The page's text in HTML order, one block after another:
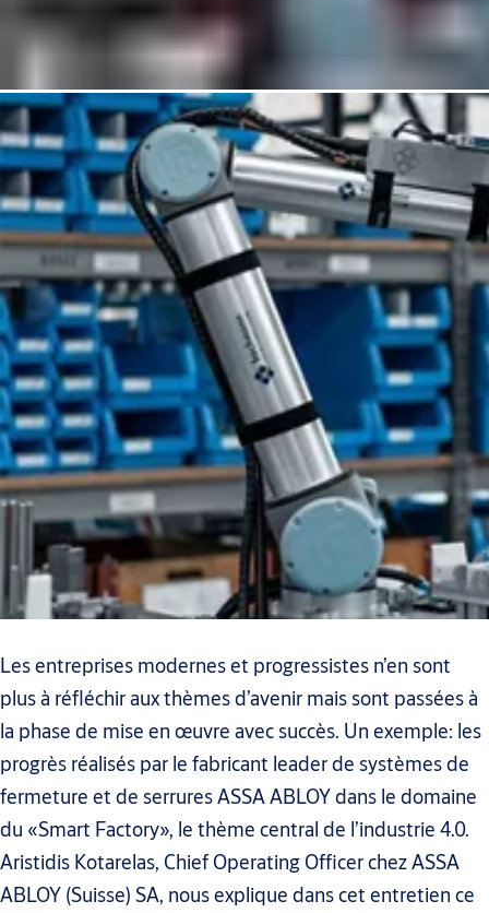
Les entreprises modernes et progressistes n’en sont
plus à réfléchir aux thèmes d’avenir mais sont passées à
la phase de mise en œuvre avec succès. Un exemple: les
progrès réalisés par le fabricant leader de systèmes de
fermeture et de serrures ASSA ABLOY dans le domaine
du «Smart Factory», le thème central de l’industrie 4.0.
Aristidis Kotarelas, Chief Operating Officer chez ASSA
ABLOY (Suisse) SA, nous explique dans cet entretien ce